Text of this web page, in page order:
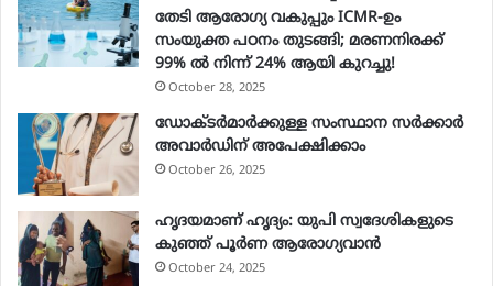
തേടി ആരോഗ്യ വകുപ്പും ICMR-ഉം
സംയുക്ത പഠനം തുടങ്ങി; മരണനിരക്ക്
99% ൽ നിന്ന് 24% ആയി കുറച്ചു!
October 28, 2025
ഡോക്ടർമാർക്കുള്ള സംസ്ഥാന സർക്കാർ
അവാർഡിന് അപേക്ഷിക്കാം
October 26, 2025
ഹൃദയമാണ് ഹൃദ്യം: യുപി സ്വദേശികളുടെ
കുഞ്ഞ് പൂര്‍ണ ആരോഗ്യവാന്‍
October 24, 2025